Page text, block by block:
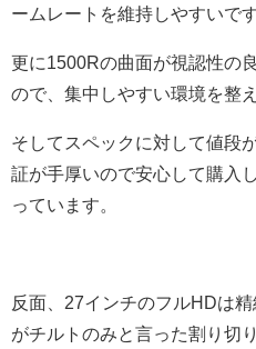
ームレートを維持しやすいです
更に1500Rの曲面が視認性の
ので、集中しやすい環境を整
そしてスペックに対して値段
証が手厚いので安心して購入
っています。
反面、27インチのフルHDは
がチルトのみと言った割り切